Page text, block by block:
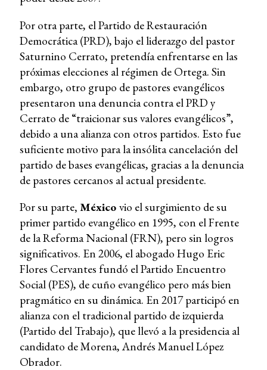
Por otra parte, el Partido de Restauración
Democrática (PRD), bajo el liderazgo del pastor
Saturnino Cerrato, pretendía enfrentarse en las
próximas elecciones al régimen de Ortega. Sin
embargo, otro grupo de pastores evangélicos
presentaron una denuncia contra el PRD y
Cerrato de “traicionar sus valores evangélicos”,
debido a una alianza con otros partidos. Esto fue
suficiente motivo para la insólita cancelación del
partido de bases evangélicas, gracias a la denuncia
de pastores cercanos al actual presidente.
Por su parte, México vio el surgimiento de su
primer partido evangélico en 1995, con el Frente
de la Reforma Nacional (FRN), pero sin logros
significativos. En 2006, el abogado Hugo Eric
Flores Cervantes fundó el Partido Encuentro
Social (PES), de cuño evangélico pero más bien
pragmático en su dinámica. En 2017 participó en
alianza con el tradicional partido de izquierda
(Partido del Trabajo), que llevó a la presidencia al
candidato de Morena, Andrés Manuel López
Obrador.